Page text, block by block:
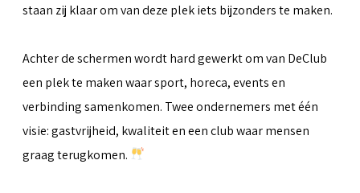
staan zij klaar om van deze plek iets bijzonders te maken.
Achter de schermen wordt hard gewerkt om van DeClub
een plek te maken waar sport, horeca, events en
verbinding samenkomen. Twee ondernemers met één
visie: gastvrijheid, kwaliteit en een club waar mensen
graag terugkomen.